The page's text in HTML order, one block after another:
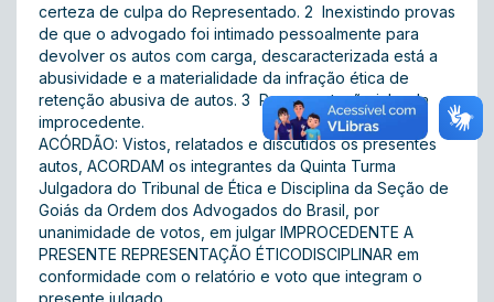
certeza de culpa do Representado. 2  Inexistindo provas
de que o advogado foi intimado pessoalmente para
devolver os autos com carga, descaracterizada está a
abusividade e a materialidade da infração ética de
retenção abusiva de autos. 3  Representação julgada
improcedente.
ACÓRDÃO: Vistos, relatados e discutidos os presentes
autos, ACORDAM os integrantes da Quinta Turma
Julgadora do Tribunal de Ética e Disciplina da Seção de
Goiás da Ordem dos Advogados do Brasil, por
unanimidade de votos, em julgar IMPROCEDENTE A
PRESENTE REPRESENTAÇÃO ÉTICODISCIPLINAR em
conformidade com o relatório e voto que integram o
presente julgado.